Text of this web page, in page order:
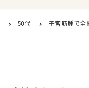
50代 子宮筋腫で全